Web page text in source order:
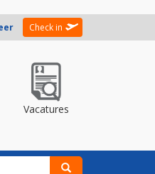
Check in
Vacatures